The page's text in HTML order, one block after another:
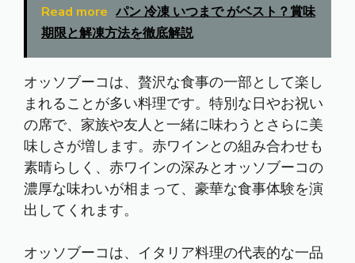
Read more パン 冷凍 いつまで がベスト？賞味
期限と解凍方法を徹底解説
オッソブーコは、贅沢な食事の一部として楽し
まれることが多い料理です。特別な日やお祝い
の席で、家族や友人と一緒に味わうとさらに美
味しさが増します。赤ワインとの組み合わせも
素晴らしく、赤ワインの深みとオッソブーコの
濃厚な味わいが相まって、豪華な食事体験を演
出してくれます。
オッソブーコは、イタリア料理の代表的な一品